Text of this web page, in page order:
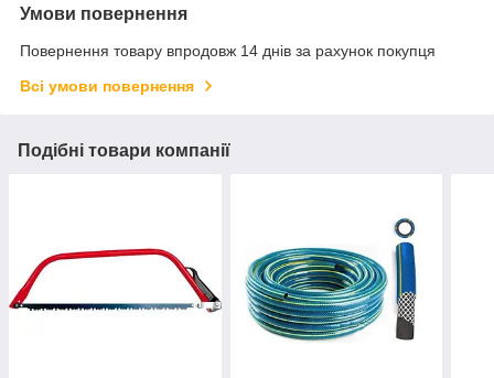
Умови повернення
Повернення товару впродовж 14 днів за рахунок покупця
Всі умови повернення
Подібні товари компанії